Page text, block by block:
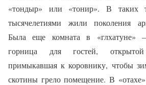
«тондыр» или «тонир». В таких
тысячелетиями жили поколения
Была еще комната в «глхатуне»
горница для гостей,
примыкавшая к коровнику, чтобы
скотины грело помещение. В